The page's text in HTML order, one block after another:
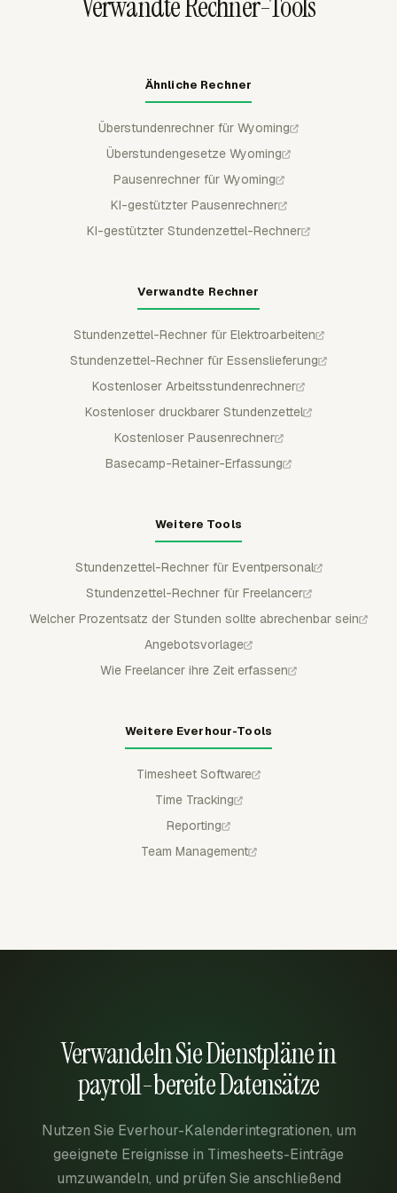
Ähnliche Rechner
Überstundenrechner für Wyoming
Überstundengesetze Wyoming
Pausenrechner für Wyoming
KI-gestützter Pausenrechner
KI-gestützter Stundenzettel-Rechner
Verwandte Rechner
Stundenzettel-Rechner für Elektroarbeiten
Stundenzettel-Rechner für Essenslieferung
Kostenloser Arbeitsstundenrechner
Kostenloser druckbarer Stundenzettel
Kostenloser Pausenrechner
Basecamp-Retainer-Erfassung
Weitere Tools
Stundenzettel-Rechner für Eventpersonal
Stundenzettel-Rechner für Freelancer
Welcher Prozentsatz der Stunden sollte abrechenbar sein
Angebotsvorlage
Wie Freelancer ihre Zeit erfassen
Weitere Everhour-Tools
Timesheet Software
Time Tracking
Reporting
Team Management
Verwandeln Sie Dienstpläne in
payroll-bereite Datensätze
Nutzen Sie Everhour-Kalenderintegrationen, um
geeignete Ereignisse in Timesheets-Einträge
umzuwandeln, und prüfen Sie anschließend